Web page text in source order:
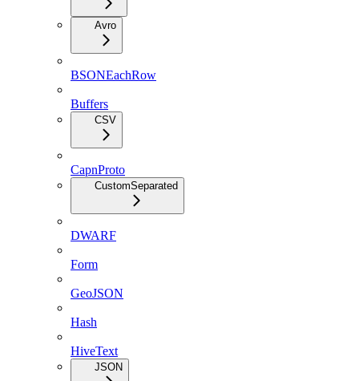
Avro
BSONEachRow
Buffers
CSV
CapnProto
CustomSeparated
DWARF
Form
GeoJSON
Hash
HiveText
JSON